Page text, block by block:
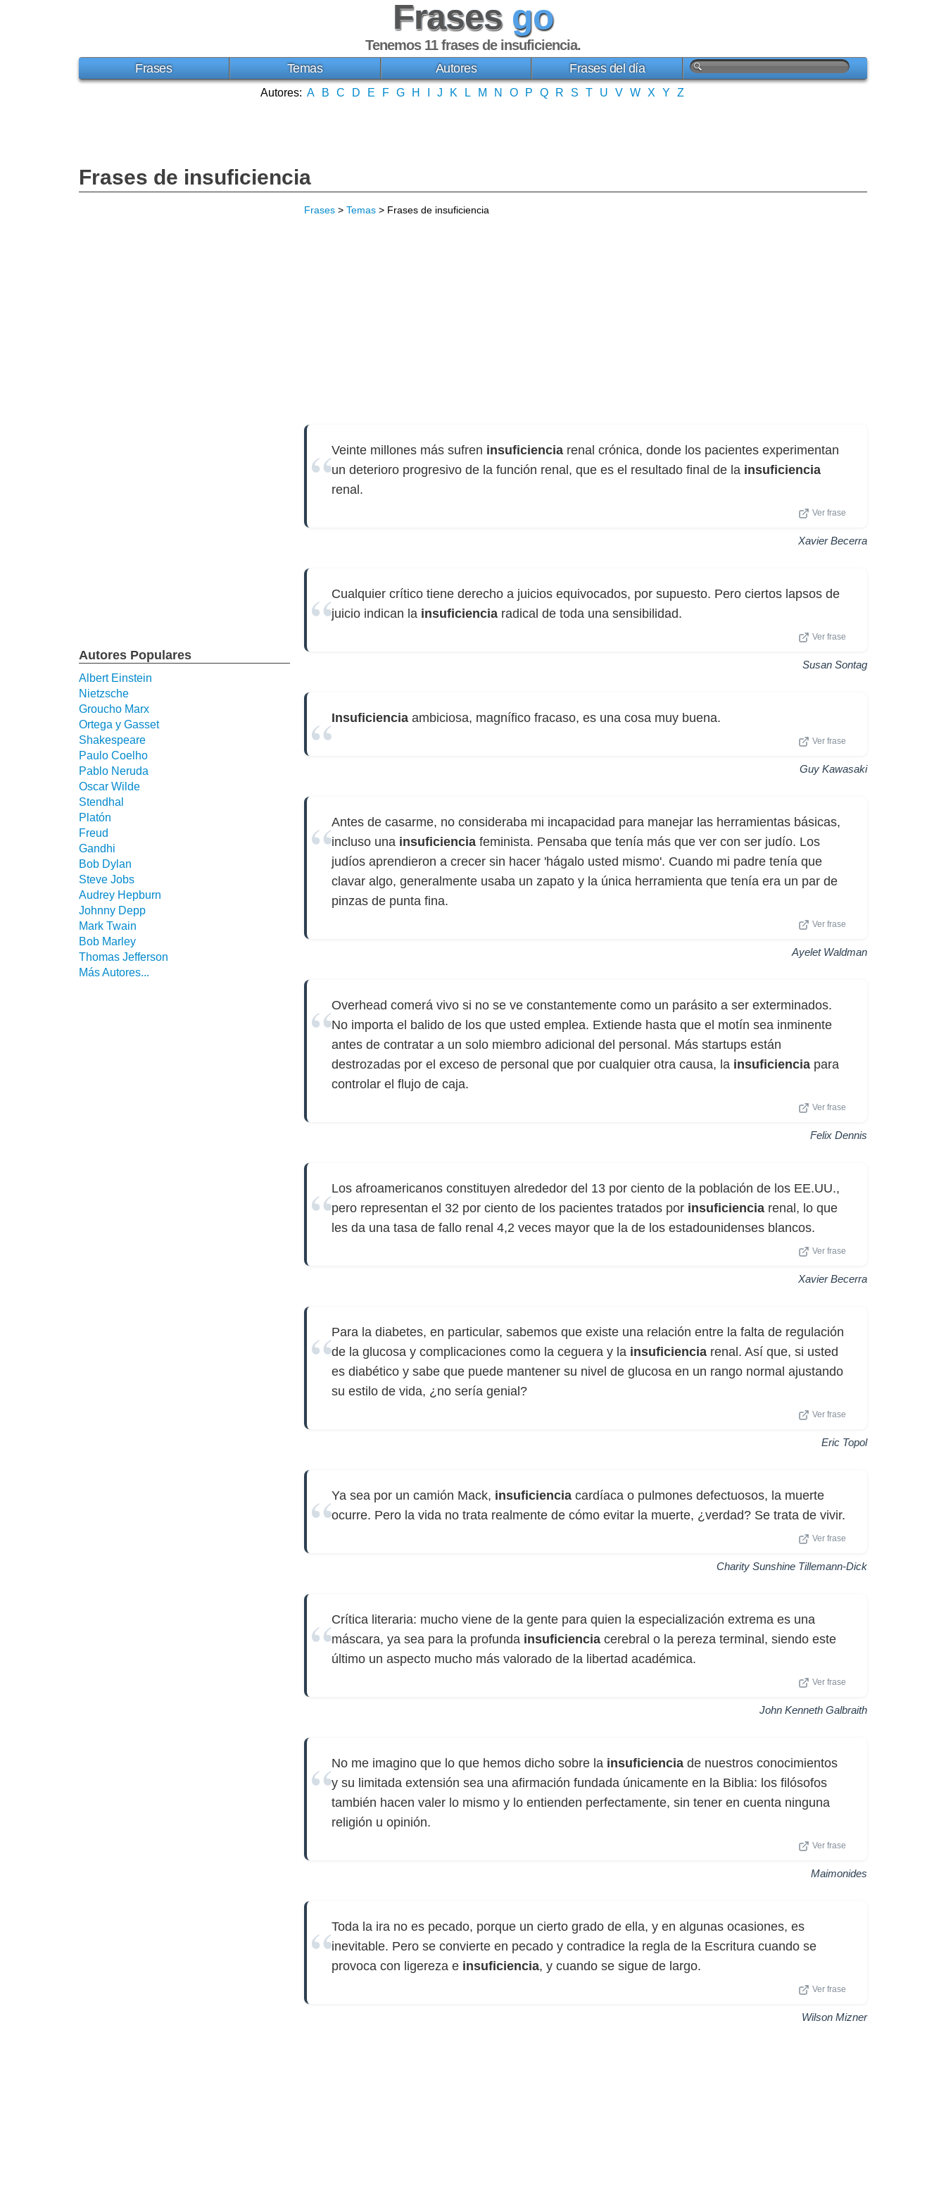
Frases go
Tenemos 11frases de insuficiencia.
Frases Temas Autores Frases del día
Autores: A B C D E F G H J K L M N O P Q R S T U V W X Y Z
Frases de insuficiencia
Frases > Temas > Frases de insuficiencia
Veinte millones más sufren insuficiencia renal crónica, donde los pacientes experimentan
un deterioro progresivo de la función renal, que es el resultado final de la insuficiencia
renal.
Ver frase
Xavier Becerra
Cualquier crítico tiene derecho a juicios equivocados, por supuesto. Pero ciertos lapsos de
juicio indican la insuficiencia radical de toda una sensibilidad.
Ver frase
Susan Sontag
Insuficiencia ambiciosa, magnífico fracaso, es una cosa muy buena.
Ver frase
Guy Kawasaki
Antes de casarme, no consideraba mi incapacidad para manejar las herramientas básicas,
incluso una insuficiencia feminista. Pensaba que tenía más que ver con ser judío. Los
judíos aprendieron a crecer sin hacer 'hágalo usted mismo'. Cuando mi padre tenía que
clavar algo, generalmente usaba un zapato y la única herramienta que tenía era un par de
pinzas de punta fina.
Ver frase
Ayelet Waldman
Overhead comerá vivo si no se ve constantemente como un parásito a ser exterminados.
No importa el balido de los que usted emplea. Extiende hasta que el motín sea inminente
antes de contratar a un solo miembro adicional del personal. Más startups están
destrozadas por el exceso de personal que por cualquier otra causa, la insuficiencia para
controlar el flujo de caja.
Ver frase
Felix Dennis
Los afroamericanos constituyen alrededor del 13 por ciento de la población de los EE.UU.,
pero representan el 32 por ciento de los pacientes tratados por insuficiencia renal, lo que
les da una tasa de fallo renal 4,2 veces mayor que la de los estadounidenses blancos.
Ver frase
Xavier Becerra
Para la diabetes, en particular, sabemos que existe una relación entre la falta de regulación
de la glucosa y complicaciones como la ceguera y la insuficiencia renal. Así que, si usted
es diabético y sabe que puede mantener su nivel de glucosa en un rango normal ajustando
su estilo de vida, ¿no sería genial?
Ver frase
Eric Topol
Ya sea por un camión Mack, insuficiencia cardíaca o pulmones defectuosos, la muerte
ocurre. Pero la vida no trata realmente de cómo evitar la muerte, ¿verdad? Se trata de vivir.
Ver frase
Charity Sunshine Tillemann-Dick
Crítica literaria: mucho viene de la gente para quien la especialización extrema es una
máscara, ya sea para la profunda insuficiencia cerebral o la pereza terminal, siendo este
último un aspecto mucho más valorado de la libertad académica.
Ver frase
John Kenneth Galbraith
No me imagino que lo que hemos dicho sobre la insuficiencia de nuestros conocimientos
y su limitada extensión sea una afirmación fundada únicamente en la Biblia: los filósofos
también hacen valer lo mismo y lo entienden perfectamente, sin tener en cuenta ninguna
religión u opinión.
Ver frase
Maimonides
Toda la ira no es pecado, porque un cierto grado de ella, y en algunas ocasiones, es
inevitable. Pero se convierte en pecado y contradice la regla de la Escritura cuando se
provoca con ligereza e insuficiencia, y cuando se sigue de largo.
Ver frase
Wilson Mizner
Autores Populares
Albert Einstein
Nietzsche
Groucho Marx
Ortega y Gasset
Shakespeare
Paulo Coelho
Pablo Neruda
Oscar Wilde
Stendhal
Platón
Freud
Gandhi
Bob Dylan
Steve Jobs
Audrey Hepburn
Johnny Depp
Mark Twain
Bob Marley
Thomas Jefferson
Más Autores...